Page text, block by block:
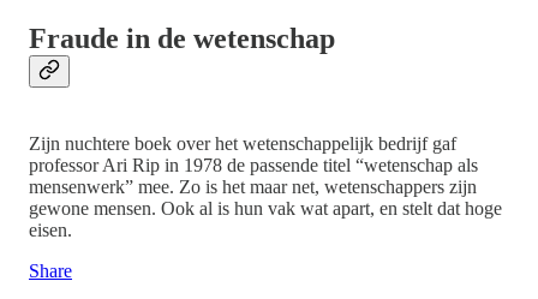
Fraude in de wetenschap
Zijn nuchtere boek over het wetenschappelijk bedrijf gaf
professor Ari Rip in 1978 de passende titel “wetenschap als
mensenwerk” mee. Zo is het maar net, wetenschappers zijn
gewone mensen. Ook al is hun vak wat apart, en stelt dat hoge
eisen.
Share